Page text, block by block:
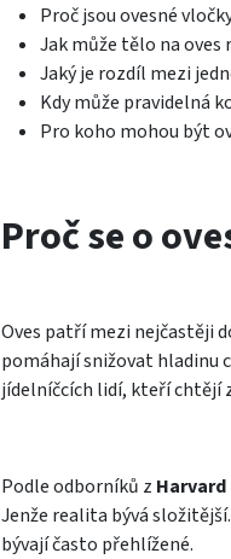
Proč jsou ovesné
Jak může tělo na oves
Jaký je rozdíl mezi
Kdy může pravidelná
Pro koho mohou být
Proč se o
Oves patří mezi nejčastěji
pomáhají snižovat hladinu
jídelníčcích lidí, kteří chtějí
Podle odborníků z
Jenže realita bývá
bývají často přehlížené.